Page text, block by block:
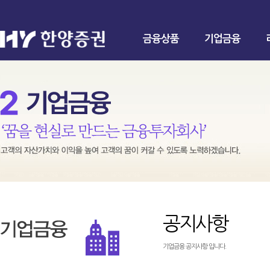
금융상품 기업금융
공지사항
기업금융 공지사항 입니다.